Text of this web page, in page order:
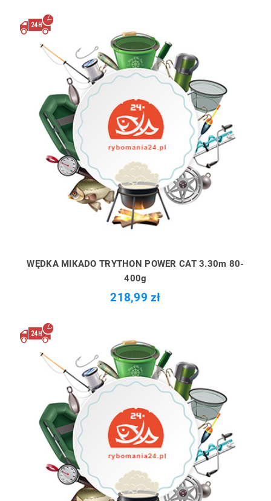
WĘDKA MIKADO TRYTHON POWER CAT 3.30m 80-
400g
218,99 zł